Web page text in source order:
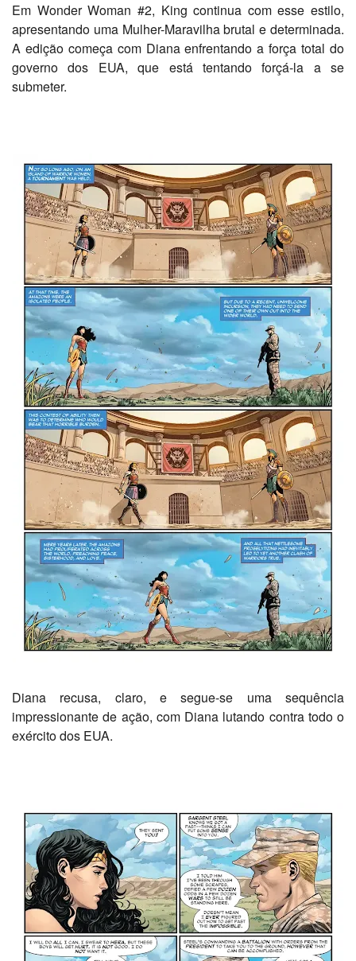
Em Wonder Woman #2, King continua com esse estilo,
apresentando uma Mulher-Maravilha brutal e determinada.
A edição começa com Diana enfrentando a força total do
governo dos EUA, que está tentando forçá-la a se
submeter.
Diana recusa, claro, e segue-se uma sequência
impressionante de ação, com Diana lutando contra todo o
exército dos EUA.